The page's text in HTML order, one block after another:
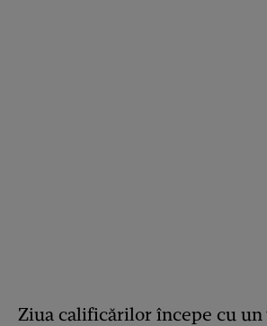
Ziua calificărilor începe cu